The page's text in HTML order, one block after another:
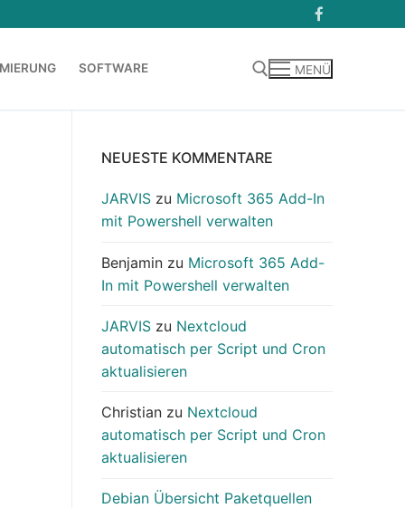
SOFTWARE MENÜ
NEUESTE KOMMENTARE
JARVIS zu Microsoft 365 Add-In
mit Powershell verwalten
Benjamin zu Microsoft 365 Add-
In mit Powershell verwalten
JARVIS zu Nextcloud
automatisch per Script und Cron
aktualisieren
Christian zu Nextcloud
automatisch per Script und Cron
aktualisieren
Debian Übersicht Paketquellen